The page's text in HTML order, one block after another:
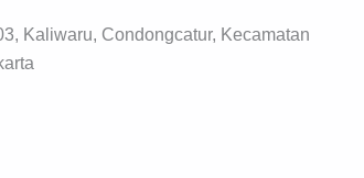
Kaliwaru, Condongcatur, Kecamatan